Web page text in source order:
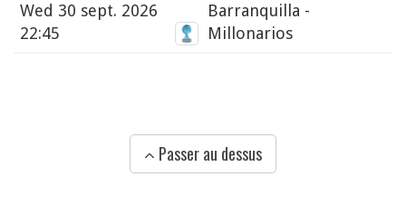
Wed 30 sept. 2026
22:45
Barranquilla -
Millonarios
Passer au dessus